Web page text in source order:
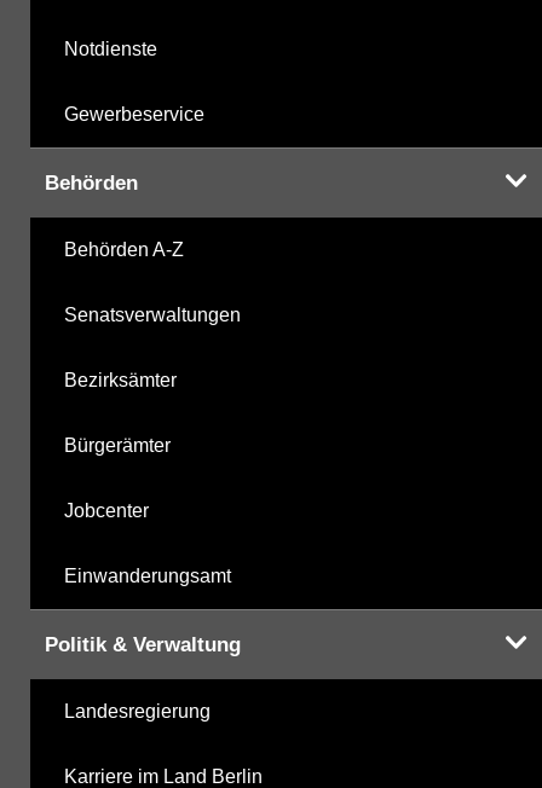
Notdienste
Gewerbeservice
Behörden
Behörden A-Z
Senatsverwaltungen
Bezirksämter
Bürgerämter
Jobcenter
Einwanderungsamt
Politik & Verwaltung
Landesregierung
Karriere im Land Berlin